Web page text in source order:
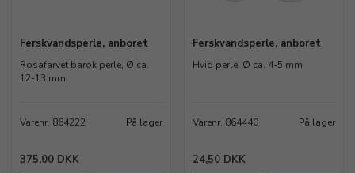
Ferskvandsperle, anboret
Rosafarvet barok perle, Ø ca.
12-13 mm
Varenr. 864222 På lager
375,00 DKK
Ferskvandsperle, anboret
Hvid perle, Ø ca. 4-5 mm
Varenr. 864440 På lager
24,50 DKK